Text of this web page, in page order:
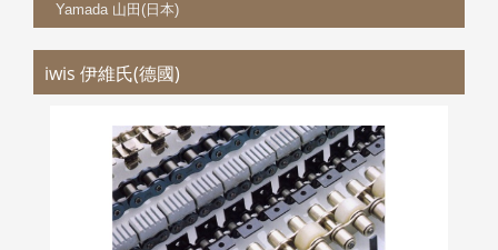
Yamada 山田(日本)
iwis 伊維氏(德國)
IWIS 伊維氏鏈條
更多